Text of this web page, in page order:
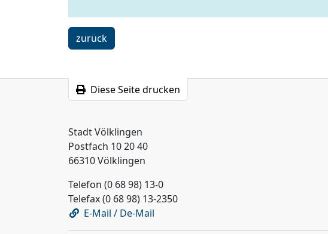
buergerbuero@voelklingen.de
ein
Schritt
zurück
Diese Seite drucken
Stadt Völklingen
Postfach 10 20 40
66310 Völklingen
Telefon (0 68 98) 13-0
Telefax (0 68 98) 13-2350
E-Mail / De-Mail